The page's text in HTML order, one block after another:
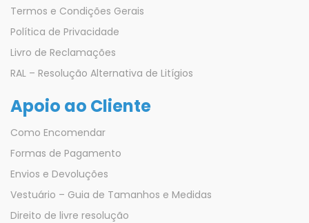
Termos e Condições Gerais
Política de Privacidade
Livro de Reclamações
RAL – Resolução Alternativa de Litígios
Apoio ao Cliente
Como Encomendar
Formas de Pagamento
Envios e Devoluções
Vestuário – Guia de Tamanhos e Medidas
Direito de livre resolução